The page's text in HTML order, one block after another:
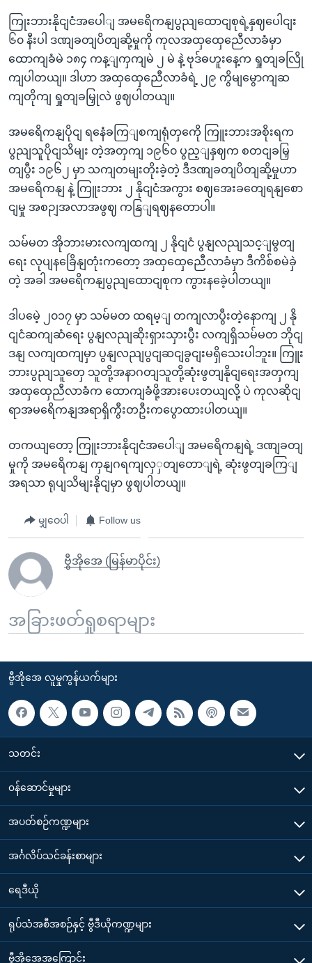
ကြုးဘားနိုငျငံအပေါျ အမရေိကနျပွညျထောငျစုရဲ့နှဈပေါငျး
၆၀ နီးပါ ဒဏျခတျပိတျဆို့မှုကို ကုလအထှထှေညေီလာခံမှာ
ထောကျခံမဲ ၁၈၄ ကန့ျကှကျမဲ ၂ မဲ နဲ့ ဗုဒ်ဓဟူးနေ့က ရှုတျခလြို
ကျပါတယျ။ ဒါဟာ အထှထှေညေီလာခံရဲ့ ၂၉ ကွိမျမွောကျဆ
ကျတိုကျ ရှုတျခမြှုလဲ ဖွဈပါတယျ။
အမရေိကနျပိုငျ ရနေံခကြျစကျရုံတှကေို ကြူးဘားအစိုးရက
ပွညျသူပိုငျသိမျး တဲ့အတှကျ ၁၉၆၀ ပွည့ျနှဈက စတငျခမြှ
တျပွီး ၁၉၆၂ မှာ သကျတမျးတိုးခဲ့တဲ့ ဒီဒဏျခတျပိတျဆို့မှုဟာ
အမရေိကနျ နဲ့ ကြူးဘား ၂ နိုငျငံအကွား စဈအေးခတျေရနျစော
ငျမှု အစဉျအလာအဖွဈ ကနြျရဈနတောပါ။
သမ်မတ အိုဘားမားလကျထကျ ၂ နိုငျငံ ပွနျလညျသင့ျမွတျ
ရေး လုပျနခြေိနျတုံးကတော့ အထှထှေညေီလာခံမှာ ဒီကိစ်စမဲခှဲ
တဲ့ အခါ အမရေိကနျပွညျထောငျစုက ကွားနခေဲ့ပါတယျ။
ဒါပမေဲ့ ၂၀၁၇ မှာ သမ်မတ ထရမ့ျ တကျလာပွီးတဲ့နောကျ ၂ နို
ငျငံဆကျဆံရေး ပွနျလညျဆိုးရှားသှားပွီး လကျရှိသမ်မတ ဘိုငျ
ဒနျ လကျထကျမှာ ပွနျလညျပွငျဆငျခွငျးမရှိသေးပါဘူး။ ကြူး
ဘားပွညျသူတှေ သူတို့အနာဂတျသူတို့ဆုံးဖွတျနိုငျရေးအတှကျ
အထှထှေညီလာခံက ထောကျခံဖို့အားပေးတယျလို့ ပဲ ကုလဆိုငျ
ရာအမရေိကနျအရာရှိကွီးတဦးကပွောထားပါတယျ။
တကယျတော့ ကြူးဘားနိုငျငံအပေါျ အမရေိကနျရဲ့ ဒဏျခတျ
မှုကို အမရေိကနျ ကှနျဂရကျလှှတျတောျရဲ့ ဆုံးဖွတျခကြျ
အရသာ ရုပျသိမျးနိုငျမှာ ဖွဈပါတယျ။
မျှဝေပါ Follow us
ဗွီအိုအေ (မြန်မာပိုင်း)
အခြားဖတ်ရှုစရာများ
ဗွီအိုအေ လူမှုကွန်ယက်များ
သတင်း
၀န်ဆောင်မှုများ
အပတ်စဉ်ကဏ္ဍများ
အင်္ဂလိပ်သင်ခန်းစာများ
ရေဒီယို
ရုပ်သံအစီအစဉ်နှင့် ဗွီဒီယိုကဏ္ဍများ
ဗွီအိုအေအကြောင်း